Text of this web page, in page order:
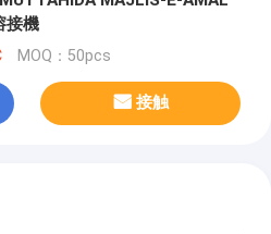
接機
MOQ：50pcs
接触